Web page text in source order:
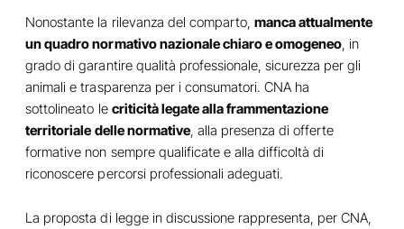
Nonostante la rilevanza del comparto,manca attualmente
un quadro normativo nazionale chiaro e omogeneo , in
grado di garantire qualità professionale, sicurezza per gli
animali e trasparenza per i consumatori. CNA ha
sottolineato le criticità legate alla frammentazione
territoriale delle normative, alla presenza di offerte
formative non sempre qualificate e alla difficoltà di
riconoscere percorsi professionali adeguati.
La proposta di legge in discussione rappresenta, per CNA,